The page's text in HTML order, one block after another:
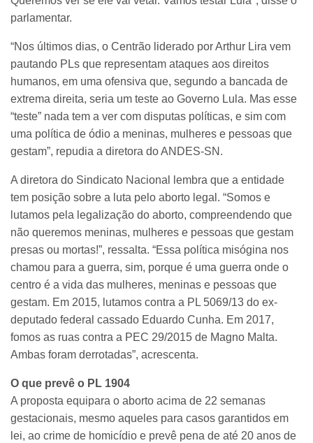
parlamentar.
“Nos últimos dias, o Centrão liderado por Arthur Lira vem
pautando PLs que representam ataques aos direitos
humanos, em uma ofensiva que, segundo a bancada de
extrema direita, seria um teste ao Governo Lula. Mas esse
“teste” nada tem a ver com disputas políticas, e sim com
uma política de ódio a meninas, mulheres e pessoas que
gestam”, repudia a diretora do ANDES-SN.
A diretora do Sindicato Nacional lembra que a entidade
tem posição sobre a luta pelo aborto legal. “Somos e
lutamos pela legalização do aborto, compreendendo que
não queremos meninas, mulheres e pessoas que gestam
presas ou mortas!”, ressalta. “Essa política misógina nos
chamou para a guerra, sim, porque é uma guerra onde o
centro é a vida das mulheres, meninas e pessoas que
gestam. Em 2015, lutamos contra a PL 5069/13 do ex-
deputado federal cassado Eduardo Cunha. Em 2017,
fomos as ruas contra a PEC 29/2015 de Magno Malta.
Ambas foram derrotadas”, acrescenta.
O que prevê o PL 1904
A proposta equipara o aborto acima de 22 semanas
gestacionais, mesmo aqueles para casos garantidos em
lei, ao crime de homicídio e prevê pena de até 20 anos de